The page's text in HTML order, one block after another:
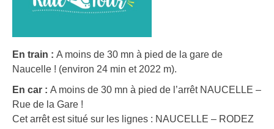
En train : A moins de 30 mn à pied de la gare de
Naucelle ! (environ 24 min et 2022 m).
En car : A moins de 30 mn à pied de l’arrêt NAUCELLE –
Rue de la Gare !
Cet arrêt est situé sur les lignes : NAUCELLE – RODEZ